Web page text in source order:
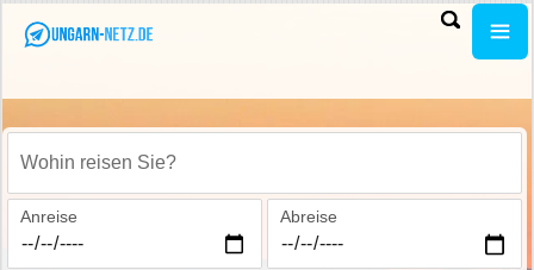
Wohin reisen Sie?
Anreise Abreise